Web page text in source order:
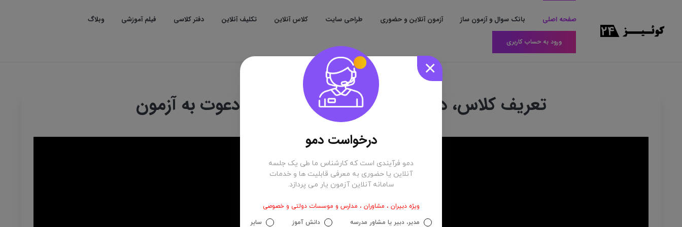
صفحه اصلی بانک سوال و آزمون ساز آزمون آنلاین و حضوری طراحی سایت کلاس آنلاین تکلیف آنلاین دفتر کلاسی فیلم آموزشی وبلاگ
ورود به حساب کاربری
تعریف کلاس، دانش آموز توسط دبیر و نحوه دعوت به آزمون
×
درخواست دمو
دمو فرآیندی است که کارشناس ما طی یک جلسه
آنلاین یا حضوری به معرفی قابلیت ها و خدمات
سامانه آنلاین آزمون یار می پردازد.
ویژه دبیران ، مشاوران ، مدارس و موسسات دولتی و خصوصی
مدیر، دبیر یا مشاور مدرسه
دانش آموز سایر